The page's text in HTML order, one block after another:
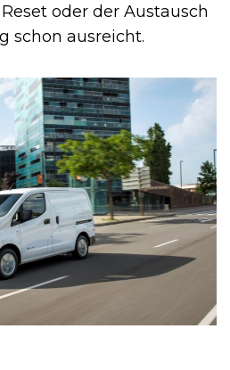
oder der Austausch
schon ausreicht.